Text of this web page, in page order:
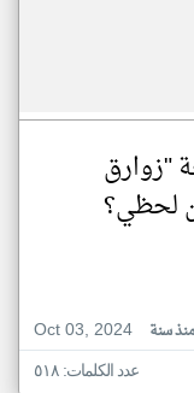
"زوارق
لحظي؟
Oct 03, 2024
منذ سنة
عدد الكلمات: ٥١٨